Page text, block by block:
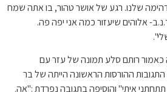
שלנו. רגע של אושר טהור, בו אתה שמח
שיעזור כמה אני יפה פה.
רותם סלע תמונה של עזר עם
ההורסות הראשונה הייתה של בר
איתי" והוסיפה בתגובה נפרדת :"אה.